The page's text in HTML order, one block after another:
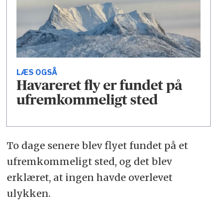
LÆS OGSÅ
Havareret fly er fundet på
ufremkommeligt sted
To dage senere blev flyet fundet på et
ufremkommeligt sted, og det blev
erklæret, at ingen havde overlevet
ulykken.